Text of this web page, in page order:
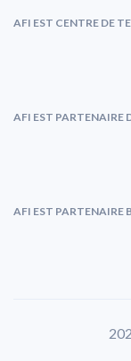
AFI EST CENTRE DE
AFI EST PARTENAIRE
AFI EST PARTENAIRE